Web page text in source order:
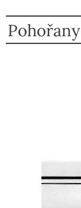
Pohořany